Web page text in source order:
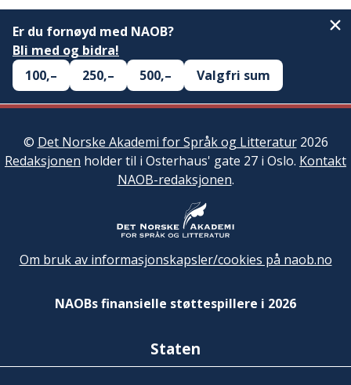
Er du fornøyd med NAOB?
Bli med og bidra!
100,–
250,– 500,– Valgfri sum
© Det Norske Akademi for Språk og Litteratur2026
Redaksjonen holder til i Osterhaus' gate 27 i Oslo. Kontakt
NAOB-redaksjonen.
Om bruk av informasjonskapsler/cookies på naob.no
NAOBs finansielle støttespillere i 2026
Staten